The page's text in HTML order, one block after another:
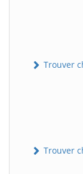
Trouver
Trouver